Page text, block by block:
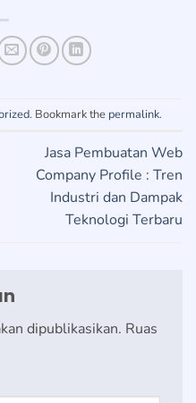
. Bookmark the permalink.
Jasa Pembuatan Web
Company Profile : Tren
Industri dan Dampak
Teknologi Terbaru
dipublikasikan. Ruas